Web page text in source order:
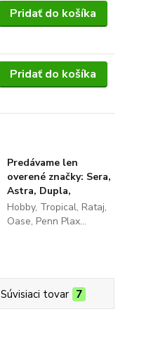
Pridať do košíka
Pridať do košíka
Predávame len
overené značky: Sera,
Astra, Dupla,
Hobby, Tropical, Rataj,
Oase, Penn Plax...
Súvisiaci tovar 7